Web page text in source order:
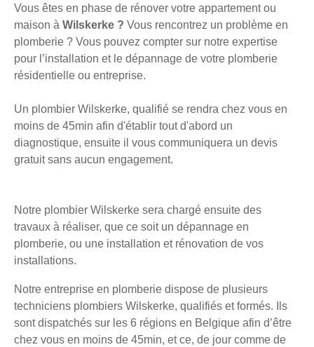
Vous êtes en phase de rénover votre appartement ou
maison à Wilskerke ? Vous rencontrez un problème en
plomberie ? Vous pouvez compter sur notre expertise
pour l’installation et le dépannage de votre plomberie
résidentielle ou entreprise.
Un plombier Wilskerke, qualifié se rendra chez vous en
moins de 45min afin d'établir tout d'abord un
diagnostique, ensuite il vous communiquera un devis
gratuit sans aucun engagement.
Notre plombier Wilskerke sera chargé ensuite des
travaux à réaliser, que ce soit un dépannage en
plomberie, ou une installation et rénovation de vos
installations.
Notre entreprise en plomberie dispose de plusieurs
techniciens plombiers Wilskerke, qualifiés et formés. Ils
sont dispatchés sur les 6 régions en Belgique afin d’être
chez vous en moins de 45min, et ce, de jour comme de